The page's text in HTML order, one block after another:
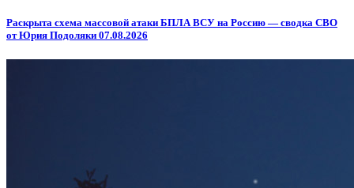
Раскрыта схема массовой атаки БПЛА ВСУ на Россию — сводка СВО
от Юрия Подоляки 07.08.2026